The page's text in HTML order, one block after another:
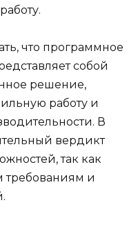
что программное
собой
решение,
работу и
В
вердикт
так как
требованиям и